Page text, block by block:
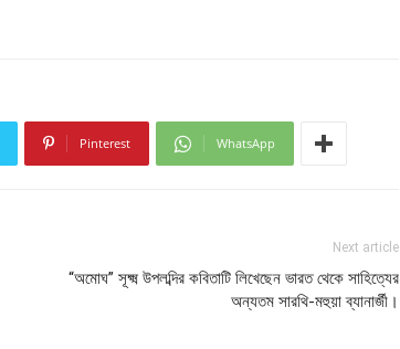
Pinterest WhatsApp
Next article
“অমোঘ” সূক্ষ্ম উপলব্দির কবিতাটি লিখেছেন ভারত থেকে সাহিত্যের
অন্যতম সারথি-মহুয়া ব্যানার্জী।